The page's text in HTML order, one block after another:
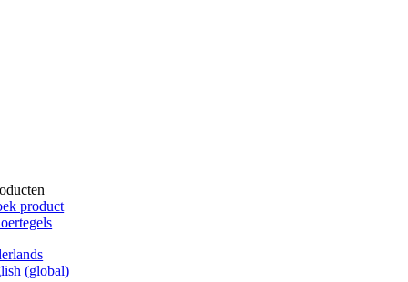
(global)
product